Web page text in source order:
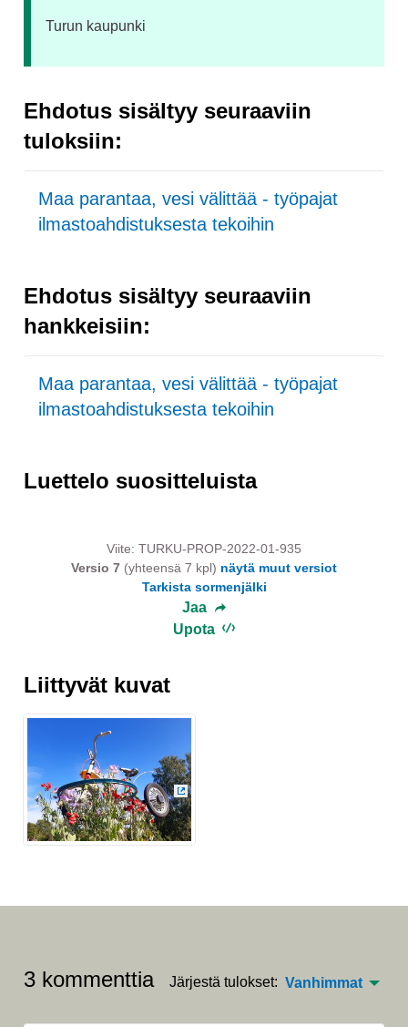
Turun kaupunki
Ehdotus sisältyy seuraaviin
tuloksiin:
Maa parantaa, vesi välittää - työpajat
ilmastoahdistuksesta tekoihin
Ehdotus sisältyy seuraaviin
hankkeisiin:
Maa parantaa, vesi välittää - työpajat
ilmastoahdistuksesta tekoihin
Luettelo suositteluista
Viite: TURKU-PROP-2022-01-935
Versio 7 (yhteensä 7 kpl) näytä muut versiot
Tarkista sormenjälki
Jaa
Upota
Liittyvät kuvat
(Ulkoinen linkki)
3 kommenttia Järjestä tulokset: Vanhimmat